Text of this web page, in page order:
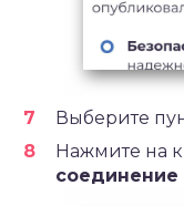
Выберите
Нажмите на